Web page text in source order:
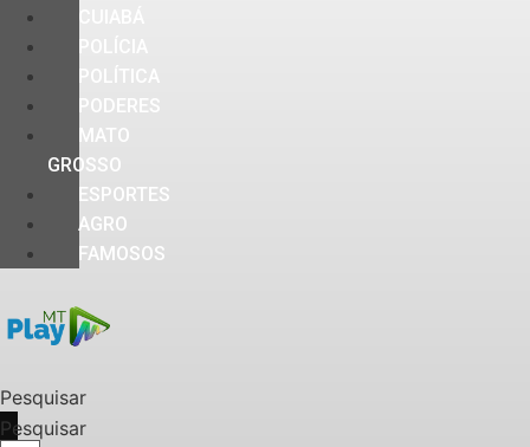
PODERES
MATO
GROSSO
ESPORTES
AGRO
FAMOSOS
Pesquisar
Pesquisar